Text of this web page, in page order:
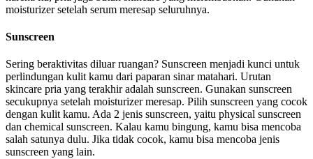
moisturizer setelah serum meresap seluruhnya.
Sunscreen
Sering beraktivitas diluar ruangan? Sunscreen menjadi kunci untuk
perlindungan kulit kamu dari paparan sinar matahari. Urutan
skincare pria yang terakhir adalah sunscreen. Gunakan sunscreen
secukupnya setelah moisturizer meresap. Pilih sunscreen yang cocok
dengan kulit kamu. Ada 2 jenis sunscreen, yaitu physical sunscreen
dan chemical sunscreen. Kalau kamu bingung, kamu bisa mencoba
salah satunya dulu. Jika tidak cocok, kamu bisa mencoba jenis
sunscreen yang lain.